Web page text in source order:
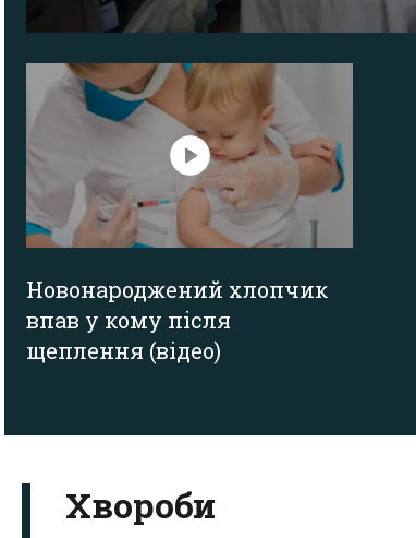
Новонароджений хлопчик
впав у кому після
щеплення (відео)
Хвороби